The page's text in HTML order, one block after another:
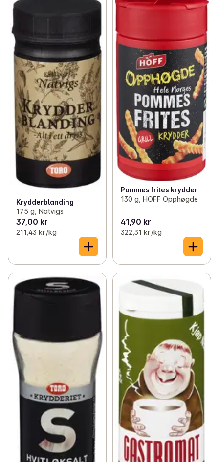
Krydderblanding
175 g, Natvigs
37,00 kr
211,43 kr /kg
Pommes frites krydder
130 g, HOFF Opphøgde
41,90 kr
322,31 kr /kg